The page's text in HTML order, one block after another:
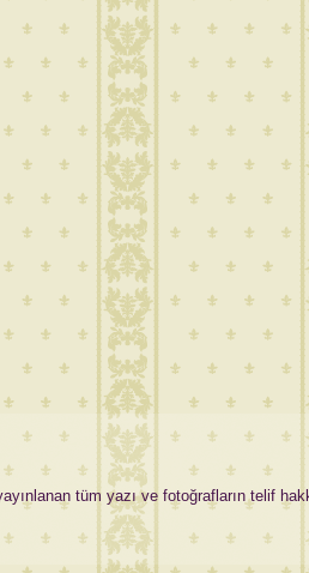
tüm yazı ve fotoğrafların telif